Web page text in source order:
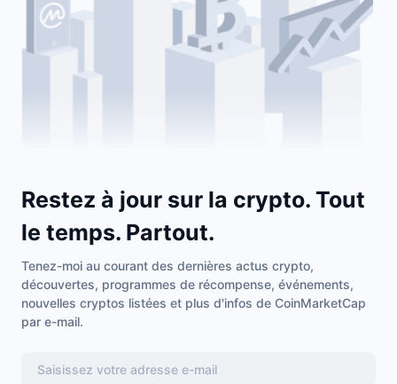
Restez à jour sur la crypto. Tout
le temps. Partout.
Tenez-moi au courant des dernières actus crypto,
découvertes, programmes de récompense, événements,
nouvelles cryptos listées et plus d'infos de CoinMarketCap
par e-mail.